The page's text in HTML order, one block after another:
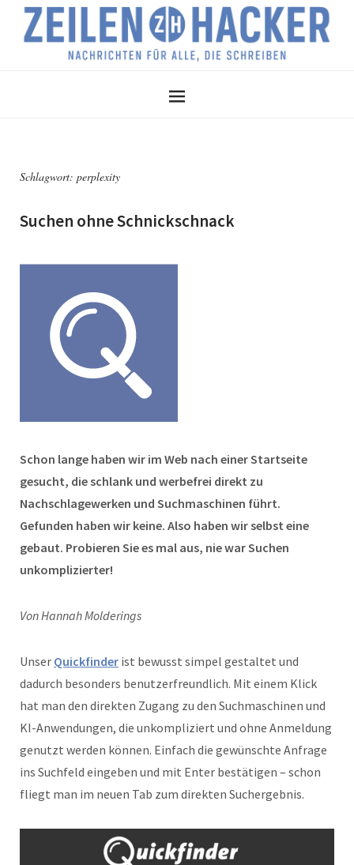
Schlagwort: perplexity
Suchen ohne Schnickschnack
Schon lange haben wir im Web nach einer Startseite
gesucht, die schlank und werbefrei direkt zu
Nachschlagewerken und Suchmaschinen führt.
Gefunden haben wir keine. Also haben wir selbst eine
gebaut. Probieren Sie es mal aus, nie war Suchen
unkomplizierter!
Von Hannah Molderings
Unser Quickfinder ist bewusst simpel gestaltet und
dadurch besonders benutzerfreundlich. Mit einem Klick
hat man den direkten Zugang zu den Suchmaschinen und
KI-Anwendungen, die unkompliziert und ohne Anmeldung
genutzt werden können. Einfach die gewünschte Anfrage
ins Suchfeld eingeben und mit Enter bestätigen – schon
fliegt man im neuen Tab zum direkten Suchergebnis.